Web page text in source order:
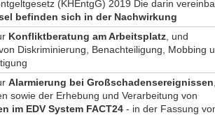
(KHEntgG) 2019 Die darin
befinden sich in der Nachwirkung
Konfliktberatung am Arbeitsplatz , und
Diskriminierung, Benachteiligung, Mobbing
Alarmierung bei Großschadensereignissen
sowie der Erhebung und Verarbeitung von
im EDV System FACT24 - in der Fassung